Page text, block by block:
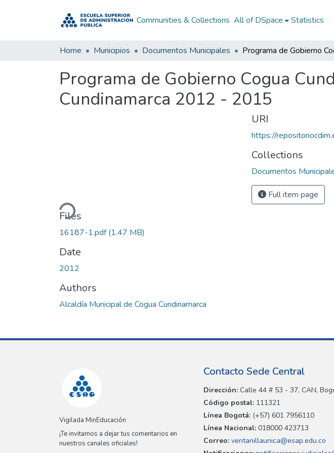
Communities & Collections All of DSpace Statistics
Home Municipios Documentos Municipales
Programa de Gobierno Cogua
Cundinamarca 2012 - 2015
Loading...
Files
16187-1.pdf(1.47 MB)
Date
2012
Authors
Alcaldía Municipal de Cogua Cundinamarca
URI
https://
Collections
Documentos
Full item page
Vigilada MinEducación
¡Te invitamos a dejar tus comentarios en
nuestros canales oficiales!
Contacto Sede Central
Dirección: Calle 44 # 53 - 37, CAN,
Código postal: 111321
Línea Bogotá: (+57) 601 7956110
Línea Nacional: 018000 423713
Correo: ventanillaunica@esap.edu.co